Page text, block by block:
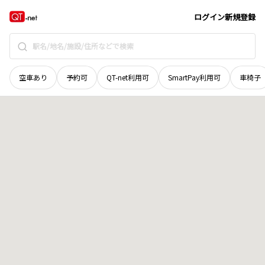
ログイン新規登録
空車あり 予約可 QT-net利用可 SmartPay利用可 車椅子
和歌山県